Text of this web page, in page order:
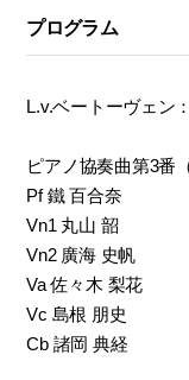
プログラム
L.v.ベートーヴェン：
ピアノ協奏曲第3番
Pf 鐵 百合奈
Vn1 丸山 韶
Vn2 廣海 史帆
Va 佐々木 梨花
Vc 島根 朋史
Cb 諸岡 典経